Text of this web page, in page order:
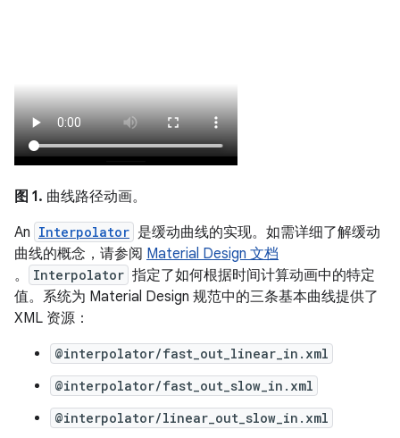
图 1. 曲线路径动画。
An Interpolator 是缓动曲线的实现。如需详细了解缓动
曲线的概念，请参阅 Material Design 文档
。
Interpolator 指定了如何根据时间计算动画中的特定
值。系统为 Material Design 规范中的三条基本曲线提供了
XML 资源：
@interpolator/fast_out_linear_in.xml
@interpolator/fast_out_slow_in.xml
@interpolator/linear_out_slow_in.xml